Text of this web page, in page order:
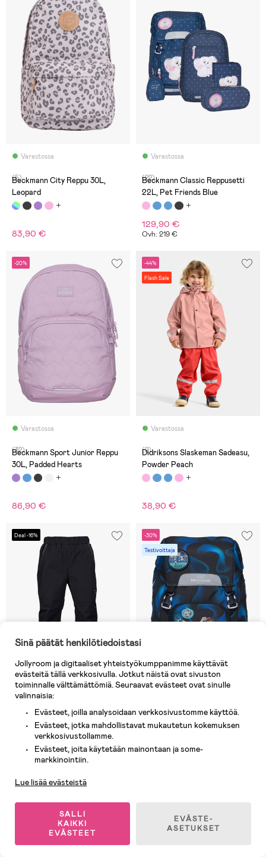
Varastossa
(5)
Beckmann City Reppu 30L,
Leopard
83,90 €
Varastossa
(22)
Beckmann Classic Reppusetti
22L, Pet Friends Blue
129,90 €
Ovh: 219 €
-20%
Varastossa
(32)
Beckmann Sport Junior Reppu
30L, Padded Hearts
86,90 €
-44%
Flash Sale
Varastossa
(2)
Didriksons Slaskeman Sadeasu,
Powder Peach
38,90 €
Deal -16%
Varastossa
Lindberg Drammen Kuorihousut,
50,90 € Ilman dealia 60,90 €
-30%
Testivoittaja
(126)
Beckmann Classic Reppu 22L,
Sinä päätät henkilötiedoistasi
Jollyroom ja digitaaliset yhteistyökumppanimme käyttävät
evästeitä tällä verkkosivulla. Jotkut näistä ovat sivuston
toiminnalle välttämättömiä. Seuraavat evästeet ovat sinulle
valinnaisia:
Evästeet, joilla analysoidaan verkkosivustomme käyttöä.
Evästeet, jotka mahdollistavat mukautetun kokemuksen
verkkosivustollamme.
Evästeet, joita käytetään mainontaan ja some-
markkinointiin.
Lue lisää evästeistä
SALLI
KAIKKI
EVÄSTEET
EVÄSTE-
ASETUKSET